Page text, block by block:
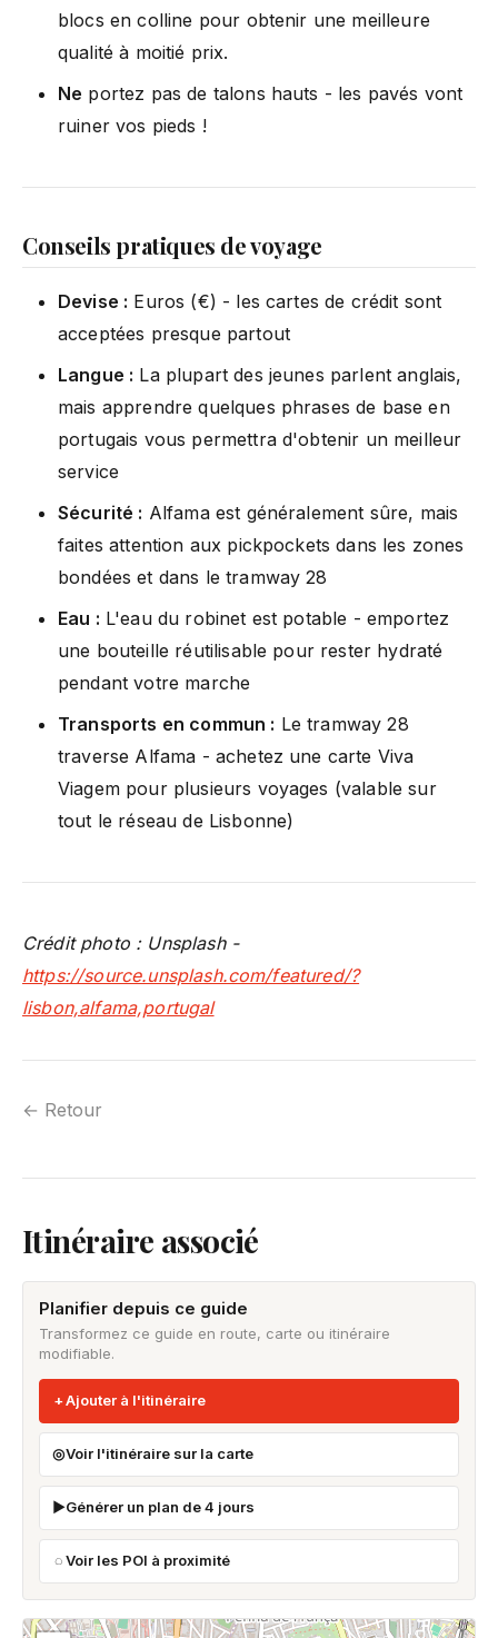
blocs en colline pour obtenir une meilleure
qualité à moitié prix.
Ne portez pas de talons hauts - les pavés vont
ruiner vos pieds !
Conseils pratiques de voyage
Devise : Euros (€) - les cartes de crédit sont
acceptées presque partout
Langue : La plupart des jeunes parlent anglais,
mais apprendre quelques phrases de base en
portugais vous permettra d'obtenir un meilleur
service
Sécurité : Alfama est généralement sûre, mais
faites attention aux pickpockets dans les zones
bondées et dans le tramway 28
Eau : L'eau du robinet est potable - emportez
une bouteille réutilisable pour rester hydraté
pendant votre marche
Transports en commun : Le tramway 28
traverse Alfama - achetez une carte Viva
Viagem pour plusieurs voyages (valable sur
tout le réseau de Lisbonne)
Crédit photo : Unsplash -
https://source.unsplash.com/featured/?
lisbon,alfama,portugal
← Retour
Itinéraire associé
Planifier depuis ce guide
Transformez ce guide en route, carte ou itinéraire
modifiable.
Ajouter à l'itinéraire
Voir l'itinéraire sur la carte
Générer un plan de 4 jours
Voir les POI à proximité